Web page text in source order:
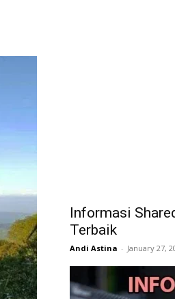
Informasi
Terbaik
Andi Astina - January 27,